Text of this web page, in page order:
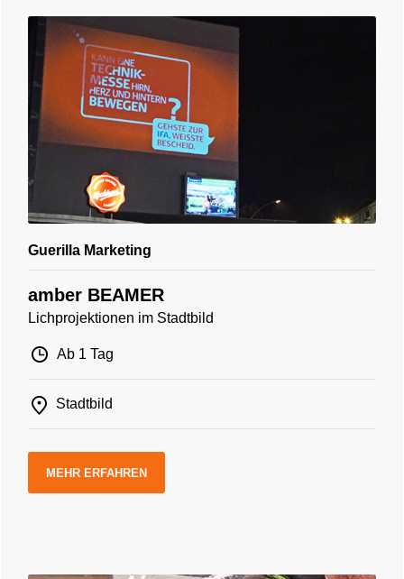
Guerilla Marketing
amber BEAMER
Lichprojektionen im Stadtbild
Ab 1 Tag
Stadtbild
MEHR ERFAHREN